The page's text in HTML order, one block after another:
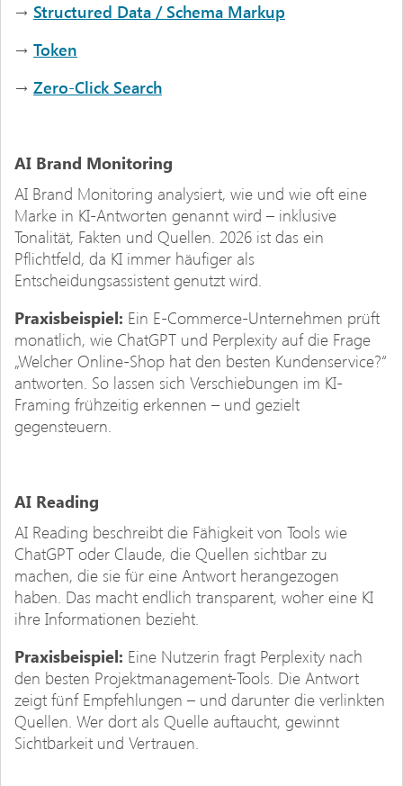
→ Structured Data / Schema Markup
→ Token
→ Zero-Click Search
AI Brand Monitoring
AI Brand Monitoring analysiert, wie und wie oft eine
Marke in KI-Antworten genannt wird – inklusive
Tonalität, Fakten und Quellen. 2026 ist das ein
Pflichtfeld, da KI immer häufiger als
Entscheidungsassistent genutzt wird.
Praxisbeispiel: Ein E-Commerce-Unternehmen prüft
monatlich, wie ChatGPT und Perplexity auf die Frage
„Welcher Online-Shop hat den besten Kundenservice?“
antworten. So lassen sich Verschiebungen im KI-
Framing frühzeitig erkennen – und gezielt
gegensteuern.
AI Reading
AI Reading beschreibt die Fähigkeit von Tools wie
ChatGPT oder Claude, die Quellen sichtbar zu
machen, die sie für eine Antwort herangezogen
haben. Das macht endlich transparent, woher eine KI
ihre Informationen bezieht.
Praxisbeispiel: Eine Nutzerin fragt Perplexity nach
den besten Projektmanagement-Tools. Die Antwort
zeigt fünf Empfehlungen – und darunter die verlinkten
Quellen. Wer dort als Quelle auftaucht, gewinnt
Sichtbarkeit und Vertrauen.